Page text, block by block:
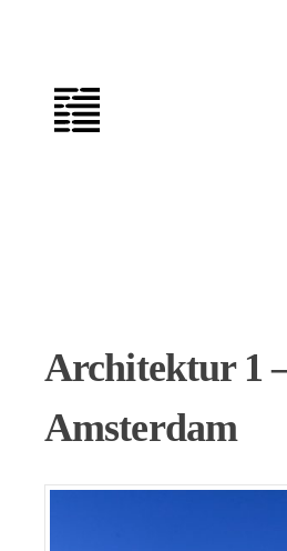
Architektur 1
Amsterdam